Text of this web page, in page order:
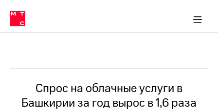
Медиа-центр
и акционерам
Устойчивое развитие
Комплаенс и деловая этика
компании
Карьера
История
компании
в МТС
Пресс-
релизы
Спрос на облачные услуги в
Башкирии за год вырос в 1,6 раза